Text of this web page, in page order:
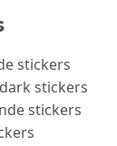
stickers
stickers
stickers